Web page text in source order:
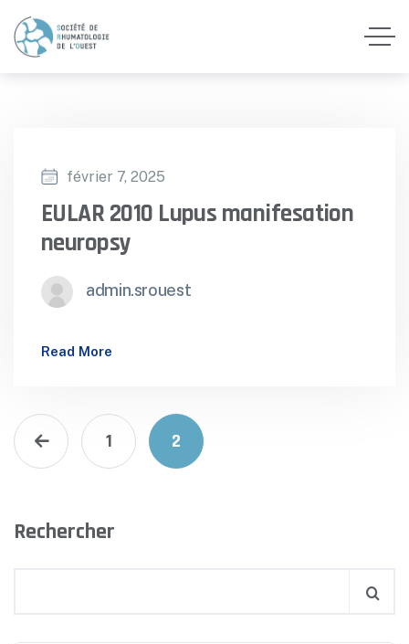
février 7, 2025
EULAR 2010 Lupus manifesation
neuropsy
admin.srouest
Read More
1 2
Rechercher